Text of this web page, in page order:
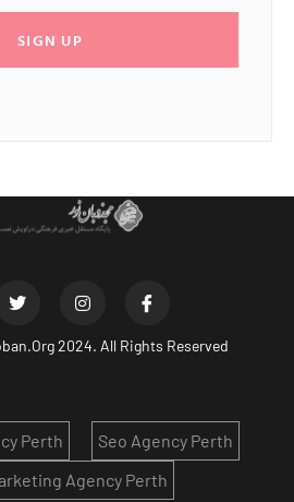
SIGN UP
2024. All Rights Reserved
Seo Agency Perth
Perth
Agency Perth